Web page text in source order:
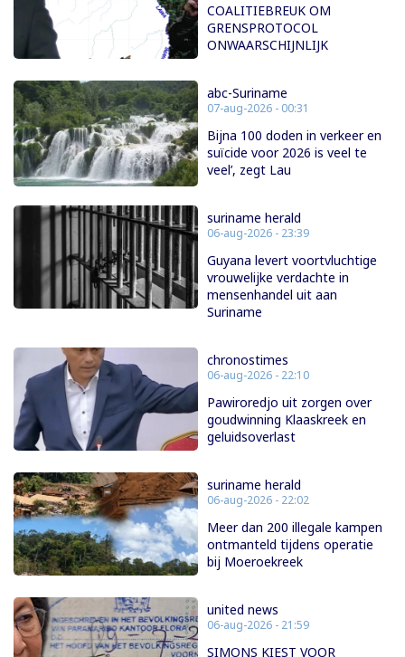
COALITIEBREUK OM
GRENSPROTOCOL
ONWAARSCHIJNLIJK
abc-Suriname
07-aug-2026 - 00:31
Bijna 100 doden in verkeer en
suïcide voor 2026 is veel te
veel’, zegt Lau
suriname herald
06-aug-2026 - 23:39
Guyana levert voortvluchtige
vrouwelijke verdachte in
mensenhandel uit aan
Suriname
chronostimes
06-aug-2026 - 22:10
Pawiroredjo uit zorgen over
goudwinning Klaaskreek en
geluidsoverlast
suriname herald
06-aug-2026 - 22:02
Meer dan 200 illegale kampen
ontmanteld tijdens operatie
bij Moeroekreek
united news
06-aug-2026 - 21:59
SIMONS KIEST VOOR